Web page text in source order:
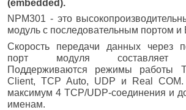
(embedded).
NPM301 - это
модуль с последовательным портом и
Скорость передачи данных через
порт модуля составляет
Поддерживаются режимы работы
Client, TCP Auto, UDP и Real COM.
максимум 4 TCP/UDP-соединения и
именам.